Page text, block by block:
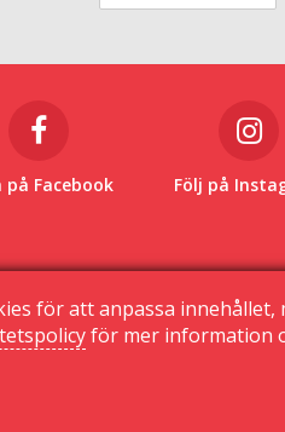
på Facebook Följ på
för att anpassa
för mer information